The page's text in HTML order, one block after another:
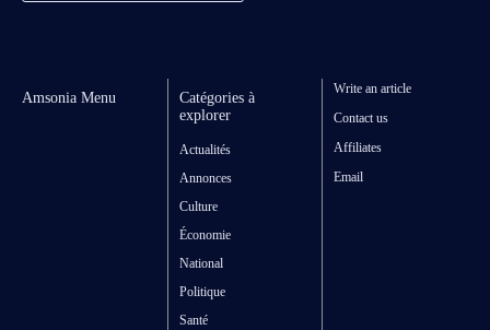
Amsonia Menu
Catégories à
explorer
Actualités
Annonces
Culture
Économie
National
Politique
Santé
Write an article
Contact us
Affiliates
Email